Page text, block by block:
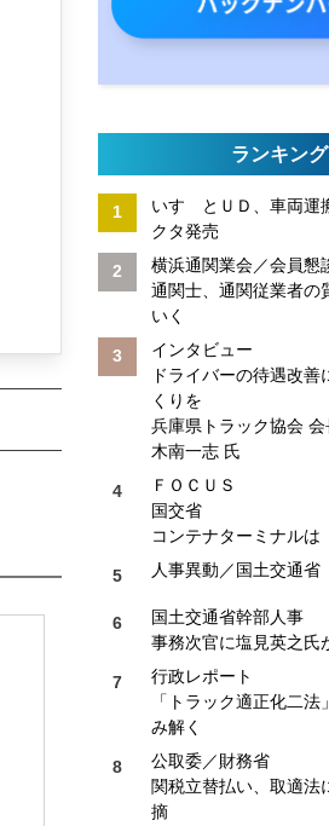
ランキング
いすゞとＵＤ、車両運
クタ発売
横浜通関業会／会員懇
通関士、通関従業者の
いく
インタビュー
ドライバーの待遇改
くりを
兵庫県トラック協会 会
木南一志 氏
ＦＯＣＵＳ
国交省
コンテナターミナルは
人事異動／国土交通省
国土交通省幹部人事
事務次官に塩見英之氏
行政レポート
「トラック適正化二
み解く
公取委／財務省
関税立替払い、取適法
摘